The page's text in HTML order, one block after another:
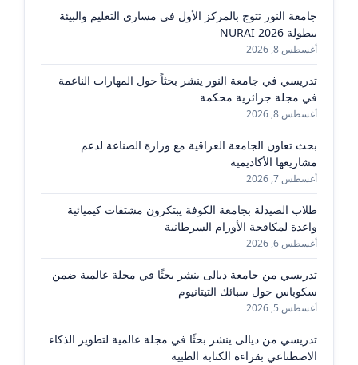
جامعة النور تتوج بالمركز الأول في مساري التعليم والبيئة
ببطولة NURAI 2026
أغسطس 8, 2026
تدريسي في جامعة النور ينشر بحثاً حول المهارات الناعمة
في مجلة جزائرية محكمة
أغسطس 8, 2026
بحث تعاون الجامعة العراقية مع وزارة الصناعة لدعم
مشاريعها الأكاديمية
أغسطس 7, 2026
طلاب الصيدلة بجامعة الكوفة يبتكرون مشتقات كيميائية
واعدة لمكافحة الأورام السرطانية
أغسطس 6, 2026
تدريسي من جامعة ديالى ينشر بحثًا في مجلة عالمية ضمن
سكوباس حول سبائك التيتانيوم
أغسطس 5, 2026
تدريسي من ديالى ينشر بحثًا في مجلة عالمية لتطوير الذكاء
الاصطناعي بقراءة الكتابة الطبية